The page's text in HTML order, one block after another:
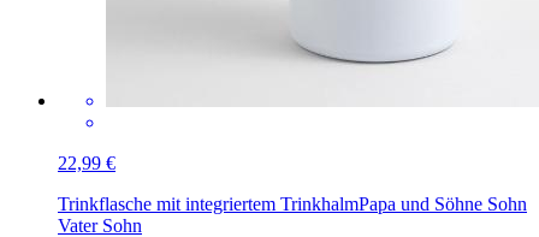
22,99 €
Trinkflasche mit integriertem TrinkhalmPapa und Söhne Sohn
Vater Sohn